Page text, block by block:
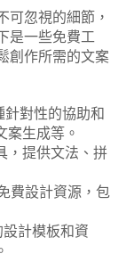
可忽視的細節，
是一些免費工
創作所需的文案
對性的協助和
案生成等。
，提供文法、拼
費設計資源，包
計模板和資